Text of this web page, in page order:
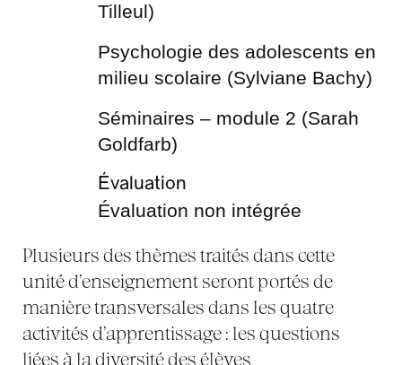
Tilleul)
Psychologie des adolescents en
milieu scolaire (Sylviane Bachy)
Séminaires – module 2 (Sarah
Goldfarb)
Évaluation
Évaluation non intégrée
Plusieurs des thèmes traités dans cette
unité d’enseignement seront portés de
manière transversales dans les quatre
activités d’apprentissage : les questions
liées à la diversité des élèves